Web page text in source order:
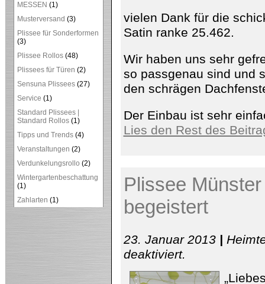
MESSEN (1)
Musterversand (3)
Plissee für Sonderformen
(3)
Plissee Rollos(48)
Plissees für Türen (2)
Sensuna Plissees(27)
Service (1)
Standard Plissees |
Standard Rollos(1)
Tipps und Trends(4)
Veranstaltungen (2)
Verdunkelungsrollo (2)
Wintergartenbeschattung
(1)
Zahlarten (1)
vielen Dank für die
Satin ranke 25.462.
Wir haben uns sehr
so passgenau sind und
den schrägen
Der Einbau ist sehr
Lies den Rest des
Plissee
begeistert
23. Januar 2013 |
deaktiviertfür
Plissee
+
.